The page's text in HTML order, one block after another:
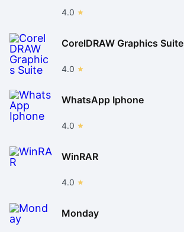
4.0
CorelDRAW Graphics Suite
4.0
WhatsApp Iphone
4.0
WinRAR
4.0
Monday